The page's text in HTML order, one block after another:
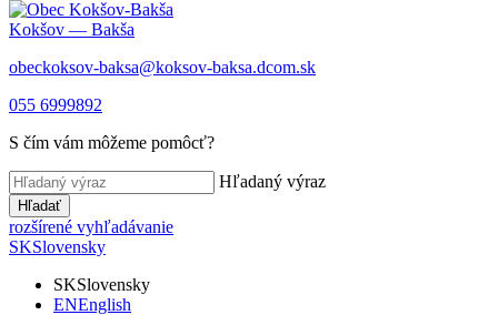
Kokšov — Bakša
obeckoksov-baksa@koksov-baksa.dcom.sk
055 6999892
S čím vám môžeme pomôcť?
Hľadaný výraz
Hľadať
rozšírené vyhľadávanie
SKSlovensky
SKSlovensky
ENEnglish